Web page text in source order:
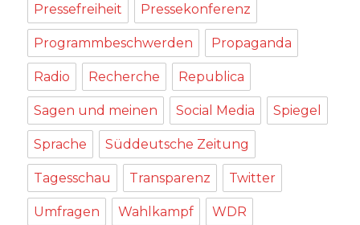
Pressefreiheit Pressekonferenz
Programmbeschwerden Propaganda
Radio Recherche Republica
Sagen und meinen Social Media Spiegel
Sprache Süddeutsche Zeitung
Tagesschau Transparenz Twitter
Umfragen Wahlkampf WDR